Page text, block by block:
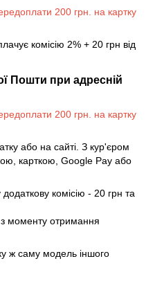
200 грн. на картку
комісію 2% + 20 грн від
Пошти при адресній
200 грн. на картку
або на сайті. З кур'єром
карткою, Google Pay або
комісію - 20 грн та
з моменту отримання
ж саму модель іншого